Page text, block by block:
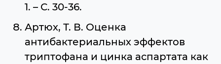
1. – С. 30-36.
Артюх, Т. В. Оценка
антибактериальных эффектов
триптофана и цинка аспартата как